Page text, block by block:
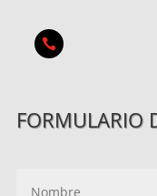

FORMULARIO